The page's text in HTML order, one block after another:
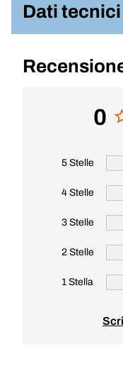
Dati tecnici
0
5 Stelle
4 Stelle
3 Stelle
2 Stelle
1 Stella